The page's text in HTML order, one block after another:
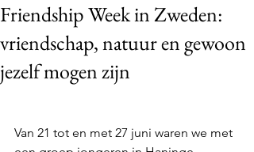
Friendship Week in Zweden:
vriendschap, natuur en gewoon
jezelf mogen zijn
Van 21 tot en met 27 juni waren we met